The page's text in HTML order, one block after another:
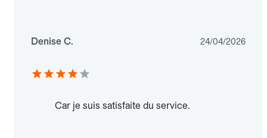
Denise C. 24/04/2026
Car je suis satisfaite du service.